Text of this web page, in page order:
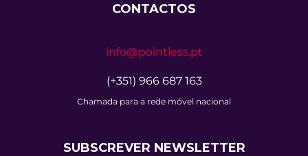
CONTACTOS
info@pointless.pt
(+351) 966 687 163
Chamada para a rede móvel nacional
SUBSCREVER NEWSLETTER